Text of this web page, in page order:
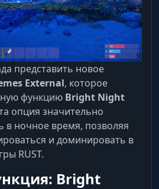
представить новое
External, которое
функцию Bright Night
опция значительно
в ночное время, позволяя
и доминировать в
RUST.
Bright